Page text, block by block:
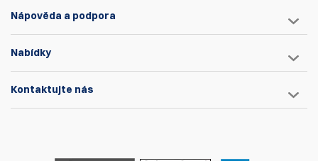
Nápověda a podpora
Nabídky
Kontaktujte nás